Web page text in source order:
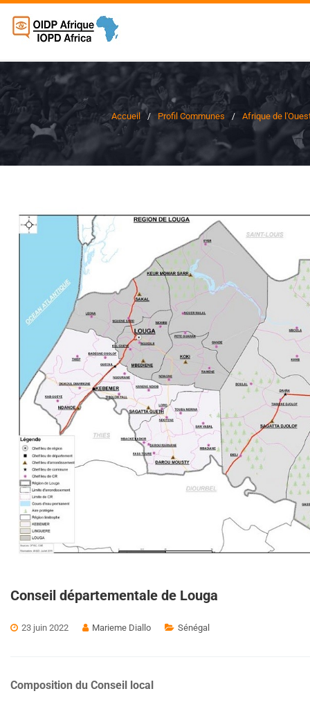
Accueil Profil Communes Afrique de
Conseil départementale de Louga
23 juin 2022 Marieme Diallo Sénégal
Composition du Conseil local